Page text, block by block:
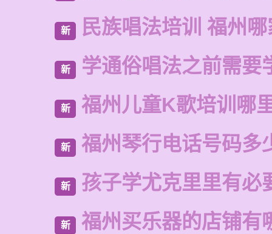
新 民族唱法培训 福州
新 学通俗唱法之前需要
新 福州儿童K歌培训哪
新 福州琴行电话号码多
新 孩子学尤克里里有必
新 福州买乐器的店铺有